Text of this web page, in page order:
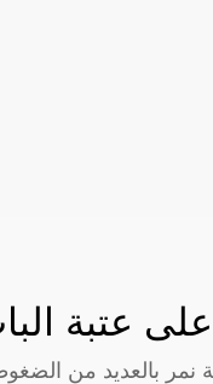
عتبة
نمر بالعديد من